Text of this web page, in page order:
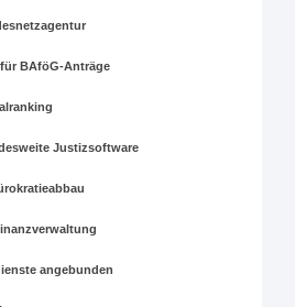
BAföG-Anträge
Justizsoftware
angebunden